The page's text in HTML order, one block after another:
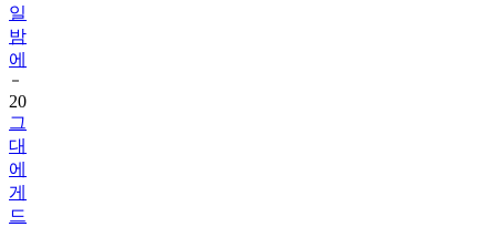
일
밤
에
20
그
대
에
게
드